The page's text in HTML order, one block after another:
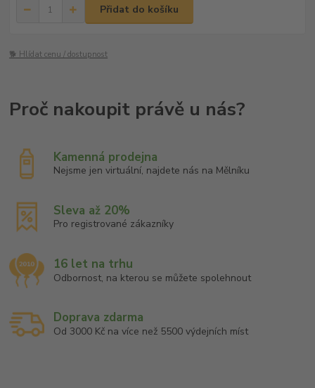
Přidat do košíku
🐕 Hlídat cenu / dostupnost
Kamenná prodejna
Nejsme jen virtuální, najdete nás na Mělníku
Sleva až 20%
Pro registrované zákazníky
16 let na trhu
Odbornost, na kterou se můžete spolehnout
Doprava zdarma
Od 3000 Kč na více než 5500 výdejních míst